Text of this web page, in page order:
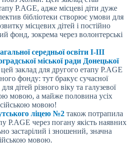
P.AGE, адже місцеві діти дуже
бібліотеки створює умови для
місцевих дітей і постійно
фонд, зокрема через волонтерські
середньої освіти І-ІІІ
міської ради Донецької
заклад для другого етапу P.AGE
фонду: тут бракує сучасної
дітей різного віку та галузевої
мовою, а майже половина усіх
мовою!
ліцею №2 також потрапила
P.AGE через погану якість наявних
застарілий і зношений, значна
мовою.